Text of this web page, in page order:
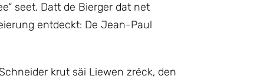
seet. Datt de Bierger dat net
entdeckt: De Jean-Paul
krut säi Liewen zréck, den